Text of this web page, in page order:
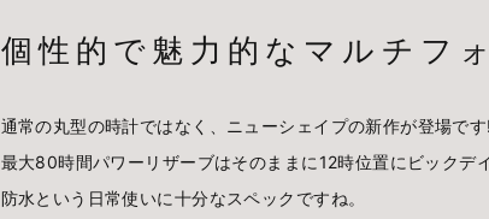
個性的で魅力的なマルチフ
通常の丸型の時計ではなく、ニューシェイプの新作が登場で
最大80時間パワーリザーブはそのままに12時位置にビックデ
防水という日常使いに十分なスペックですね。